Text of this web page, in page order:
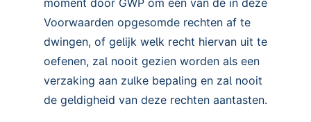
Voorwaarden opgesomde rechten af te
dwingen, of gelijk welk recht hiervan uit te
oefenen, zal nooit gezien worden als een
verzaking aan zulke bepaling en zal nooit
de geldigheid van deze rechten aantasten.